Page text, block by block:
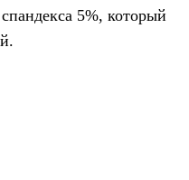
5%, который